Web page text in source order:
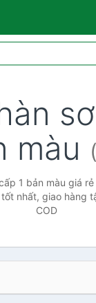
màu
1 bản màu giá
nhất, giao hàng
COD